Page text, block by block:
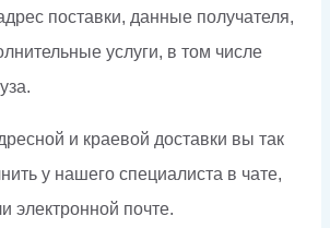
поставки, данные получателя,
услуги, в том числе
и краевой доставки вы так
у нашего специалиста в чате,
электронной почте.